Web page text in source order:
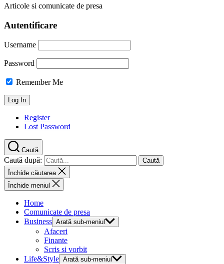
Articole si comunicate de presa
Autentificare
Username
Password
Remember Me
Register
Lost Password
Caută
Caută după:
Închide căutarea
Închide meniul
Home
Comunicate de presa
Business Arată sub-meniul
Afaceri
Finante
Scris si vorbit
Life&Style Arată sub-meniul